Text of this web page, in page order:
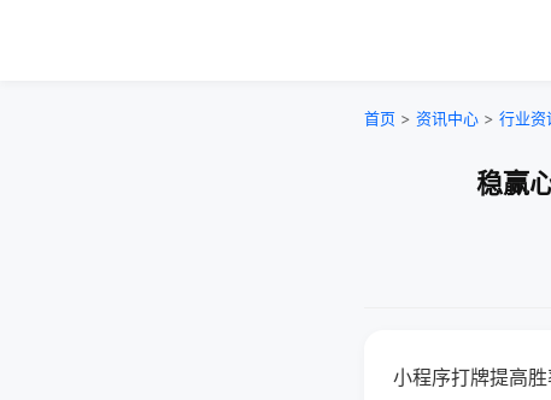
首页 > 资讯中心 > 行业资
稳赢
小程序打牌提高